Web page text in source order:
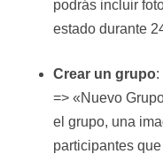
podrás incluir
estado durante
Crear un grupo:
=> «Nuevo
el grupo, una
participantes